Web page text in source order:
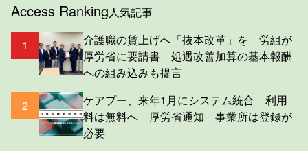
Access Ranking人気記事
1
介護職の賃上げへ「抜本改革」を 労組が
厚労省に要請書 処遇改善加算の基本報酬
への組み込みも提言
2
ケアプー、来年1月にシステム統合 利用
料は無料へ 厚労省通知 事業所は登録が
必要